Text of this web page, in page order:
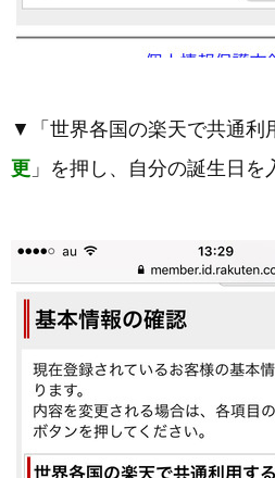
▼「世界各国の楽天で共通利
更 」を押し、自分の誕生日を